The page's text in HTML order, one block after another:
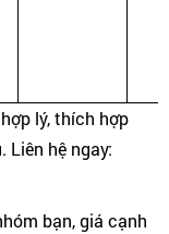
lý, thích hợp
Liên hệ ngay:
bạn, giá cạnh